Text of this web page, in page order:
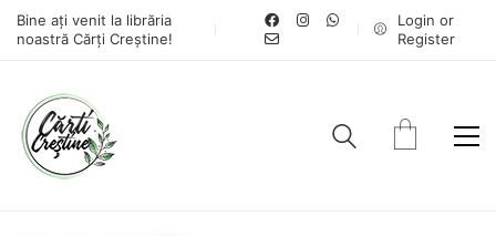
Bine ați venit la librăria
noastră Cărți Creștine!
Login or
Register